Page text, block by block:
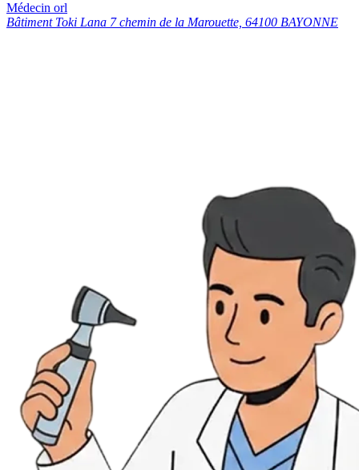
Médecin orl
Bâtiment Toki Lana 7 chemin de la Marouette, 64100 BAYONNE